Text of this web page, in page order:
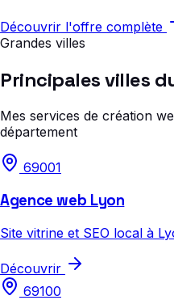
Découvrir l'offre complète
Grandes villes
Principales villes
Mes services de création
département
69001
Agence web Lyon
Site vitrine et SEO local à
Découvrir
69100